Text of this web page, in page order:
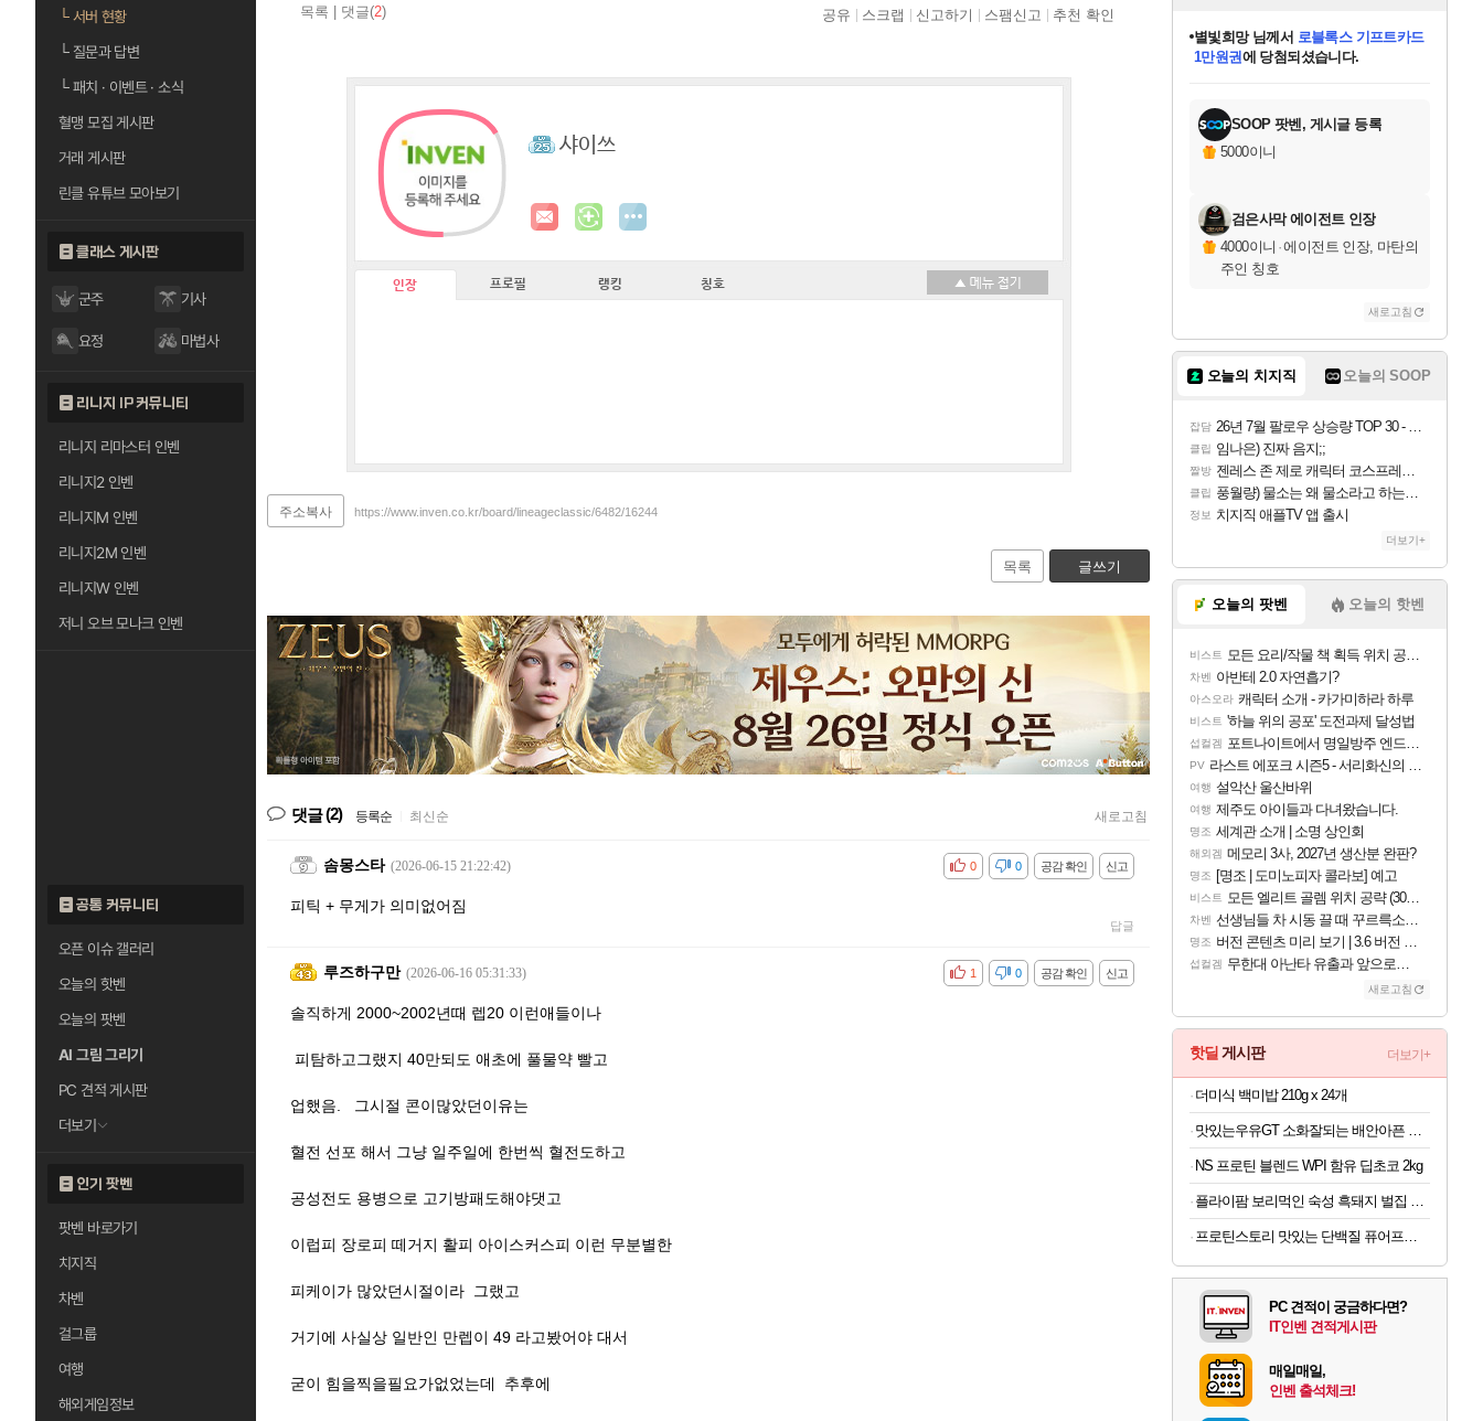
└서버 현황
└질문과 답변
└패치 · 이벤트 · 소식
혈맹 모집 게시판
거래 게시판
린클 유튜브 모아보기
클래스 게시판
군주 기사
요정 마법사
리니지 IP 커뮤니티
리니지 리마스터 인벤
리니지2 인벤
리니지M 인벤
리니지2M 인벤
리니지W 인벤
저니 오브 모나크 인벤
공통 커뮤니티
오픈 이슈 갤러리
오늘의 핫벤
오늘의 팟벤
AI 그림 그리기
PC 견적 게시판
더보기
인기 팟벤
팟벤 바로가기
치지직
차벤
걸그룹
여행
해외게임정보
목록 댓글(2) 공유 스크랩 신고하기 스팸신고 추천 확인
샤이쓰
인장 프로필 랭킹 칭호
주소복사 https://www.inven.co.kr/board/lineageclassic/6482/16244
목록 글쓰기
댓글(2) 등록순 최신순 새로고침
솜몽스타 (2026-06-15 21:22:42) 신고
공감 확인
비공감 0
0
피틱 + 무게가 의미없어짐
답글
루즈하구만 (2026-06-16 05:31:33) 신고
공감 확인
비공감 0
1
솔직하게 2000~2002년때 렙20 이런애들이나
피탐하고그랬지 40만되도 애초에 풀물약 빨고
업했음. 그시절 콘이많았던이유는
혈전 선포 해서 그냥 일주일에 한번씩 혈전도하고
공성전도 용병으로 고기방패도해야댓고
이럽피 장로피 떼거지 활피 아이스커스피 이런 무분별한
피케이가 많았던시절이라 그랬고
거기에 사실상 일반인 만렙이 49 라고봤어야 대서
굳이 힘을찍을필요가없었는데 추후에
교환.
당첨되셨습니다.
당첨되셨습니다.
당첨되셨습니다.
별빛희망님께서 로블록스 기프트카드
1만원권에 당첨되셨습니다.
당첨되셨습니다.
당첨되셨습니다.
당첨되셨습니다.
당첨되셨습니다.
에디션 (스팀코드) 를 교환.
당첨되셨습니다.
SOOP 팟벤, 게시글 등록
5000이니
검은사막 에이전트 인장
4000이니 ·에이전트 인장, 마탄의
주인 칭호
새로고침
오늘의 치지직 오늘의 SOOP
잡담 26년 7월 팔로우 상승량 TOP 30 - 월간 치지직
클립 임나은) 진짜 음지;;
짤방 젠레스 존 제로 캐릭터 코스프레한 꽁주
클립 풍월량) 물소는 왜 물소라고 하는거야? 아! 그만 ㅋㅋ 알았어 ㅋㅋ
정보 치지직 애플TV 앱 출시
더보기+
오늘의 팟벤 오늘의 핫벤
비스트 모든 요리/작물 책 획득 위치 공략 (36개) - 미식가 도전과제
차벤 아반테 2.0 자연흡기?
아스오라 캐릭터 소개 - 카가미하라 하루
비스트 '하늘 위의 공포' 도전과제 달성법
섭컬겜 포트나이트에서 명일방주 엔드필드 [펠리카] 판매 예정
PV 라스트 에포크 시즌5 - 서리화신의 분노 티저
여행 설악산 울산바위
여행 제주도 아이들과 다녀왔습니다.
명조 세계관 소개 | 소명 상인회
해외겜 메모리 3사, 2027년 생산분 완판?
명조 [명조 | 도미노피자 콜라보] 예고
비스트 모든 엘리트 골렘 위치 공략 (30개) - 방랑 결투가
차벤 선생님들 차 시동 끌 때 꾸르륵소리나는데
명조 버전 콘텐츠 미리 보기 | 3.6 버전 「신기루 속 등불 그림자, 속세에 깃든 검의 결심」이 8월 20일에 업데이트됩니다!
섭컬겜 무한대 아난타 유출과 앞으로의 예상 (루머)
새로고침
핫딜 게시판 더보기+
더미식 백미밥 210g x 24개
NS 프로틴 블렌드 WPI 함유 딥초코 2kg
프로틴스토리 맛있는 단백질 퓨어프로틴7 3kg
PC 견적이 궁금하다면?
IT인벤 견적게시판
매일매일,
인벤 출석체크!